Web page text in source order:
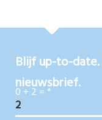
Blijf up-to-
nieuwsbrief.
0 + 2 = *